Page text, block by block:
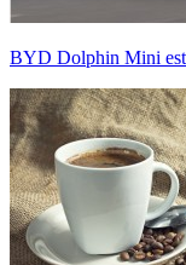
BYD Dolphin Mini